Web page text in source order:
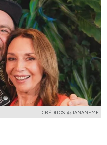
CRÉDITOS: @JANANEME